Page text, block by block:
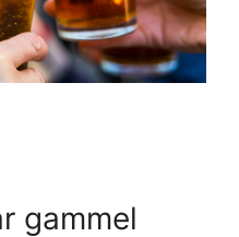
gammel